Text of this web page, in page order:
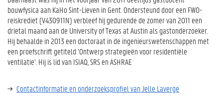
bouwfysica aan KaHo Sint-Lieven in Gent. Ondersteund door een FWO-
reiskrediet (V430911N) verbleef hij gedurende de zomer van 2011 een
drietal maand aan de University of Texas at Austin als gastonderzoeker.
Hij behaalde in 2013 een doctoraat in de ingenieurswetenschappen met
een proefschrift getiteld ‘Ontwerp strategieën voor residentiële
ventilatie’. Hij is lid van ISIAQ, SRS en ASHRAE
Contactinformatie en onderzoeksprofiel van Jelle Laverge